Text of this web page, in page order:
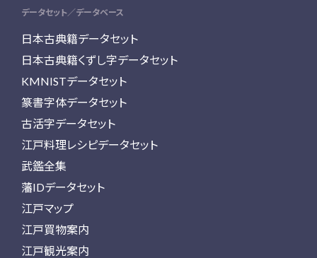
データセット／データベース
日本古典籍データセット
日本古典籍くずし字データセット
KMNISTデータセット
篆書字体データセット
古活字データセット
江戸料理レシピデータセット
武鑑全集
藩IDデータセット
江戸マップ
江戸買物案内
江戸観光案内